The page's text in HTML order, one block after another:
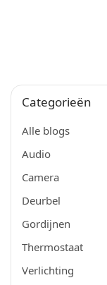
Categorieën
Alle blogs
Audio
Camera
Deurbel
Gordijnen
Thermostaat
Verlichting